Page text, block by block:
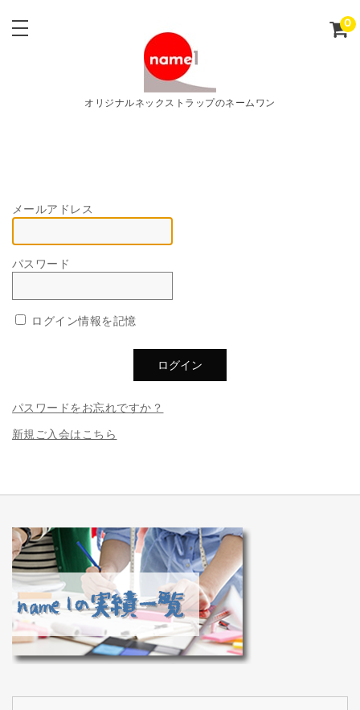
オリジナルネックストラップのネームワン
0
メールアドレス
パスワード
ログイン情報を記憶
パスワードをお忘れですか？
新規ご入会はこちら